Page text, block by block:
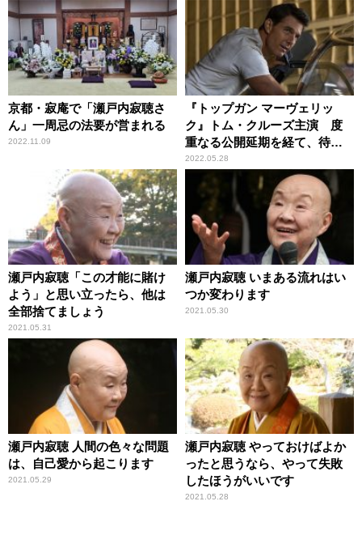
京都・寂庵で「瀬戸内寂聴さ
ん」一周忌の法要が営まれる
2022.11.09
『トップガン マーヴェリッ
ク』トム・クルーズ主演 度
重なる公開延期を経て、待望
のスクリーンへ
2022.05.28
瀬戸内寂聴「この才能に賭け
よう」と思い立ったら、他は
全部捨てましょう
2021.05.31
瀬戸内寂聴 いまある流れはい
つか変わります
2021.05.30
瀬戸内寂聴 人間の色々な問題
は、自己愛から起こります
2021.05.29
瀬戸内寂聴 やっておけばよか
ったと思うなら、やって失敗
したほうがいいです
2021.05.28